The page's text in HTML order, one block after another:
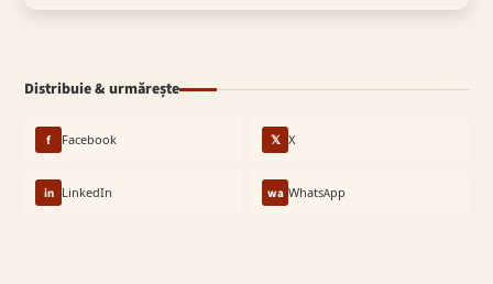
Distribuie & urmărește
f Facebook 𝕏 X
in LinkedIn wa WhatsApp